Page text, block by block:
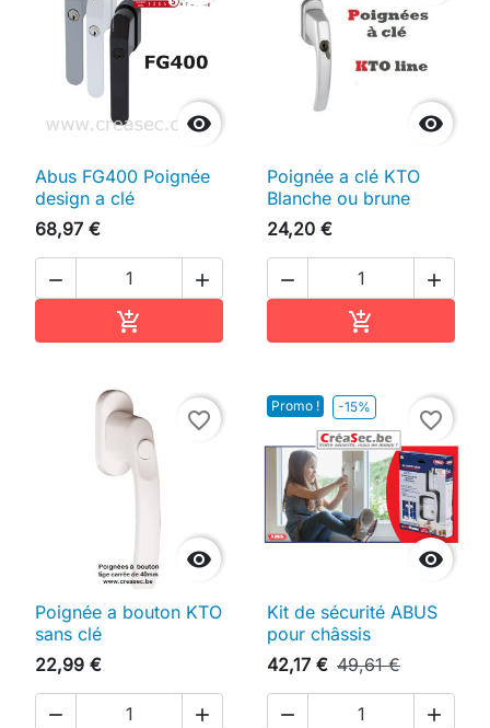

Abus FG400 Poignée
design a clé
68,97 €
 


Poignée a clé KTO
Blanche ou brune
24,20 €
 


favorite_border
Poignée a bouton KTO
sans clé
22,99 €
 
Promo ! -15%

favorite_border
Kit de sécurité ABUS
pour châssis
42,17 € 49,61 €
 